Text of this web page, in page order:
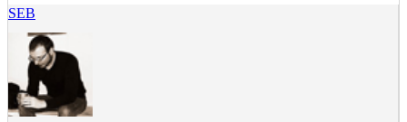
SEB